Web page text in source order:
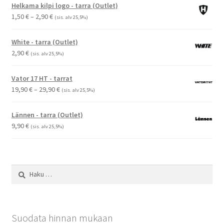
Helkama kilpi logo - tarra (Outlet)
1,50€– 2,90€Hintaluokka:
-
2,90 €
(sis. alv 25,5%)
White - tarra (Outlet)
2,90€ (sis. alv 25,5%)
Vator 17 HT - tarrat
19,90€– 29,90€Hintaluokka:
-
29,90 €
(sis. alv 25,5%)
Lännen - tarra (Outlet)
9,90€ (sis. alv 25,5%)
Haku:
Suodata hinnan mukaan